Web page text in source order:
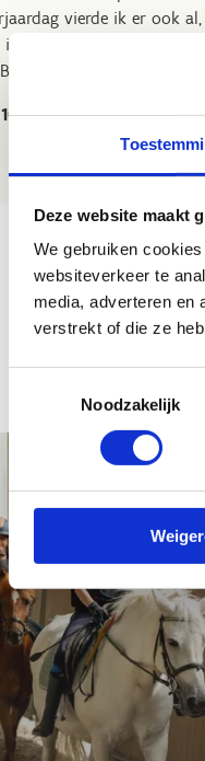
Deze website maakt
We gebruiken
websiteverkeer te
media, adverteren en
verstrekt of die ze
Noodzakelijk
vierde ik er ook
nog een ninja warrior
Sport Vlaanderen
10 jaar